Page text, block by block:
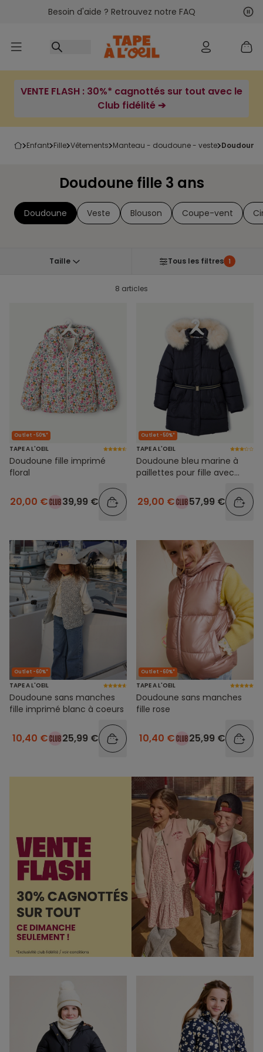
Accéder au contenu
Besoin d'aide ? Retrouvez notre FAQ
VENTE FLASH : 30%* cagnottés sur tout avec le
Club fidélité ➔
enfant fille vêtements manteau - doudoune - veste
Doudoune fille 3 ans
Doudoune Veste Blouson Coupe-vent
Taille Tous les filtres 1
8 articles
Outlet -50%*
TAPE A L'OEIL
Doudoune fille imprimé
floral
20,00 € 39,99 €
Outlet -50%*
TAPE A L'OEIL
Doudoune bleu marine à
paillettes pour fille avec
29,00 € 57,99 €
Outlet -60%*
TAPE A L'OEIL
Doudoune sans manches
fille imprimé blanc à coeurs
10,40 € 25,99 €
Outlet -60%*
TAPE A L'OEIL
Doudoune sans manches
fille rose
10,40 € 25,99 €